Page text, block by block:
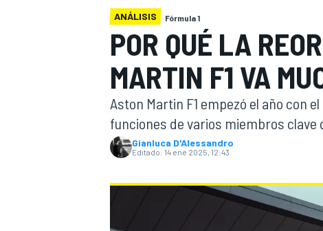
ANÁLISIS Fórmula 1
POR QUÉ LA
MARTIN F1 VA
Aston Martin F1 empezó el año con
funciones de varios miembros clave
Gianluca D'Alessandro
Editado: 14 ene 2025, 12:43